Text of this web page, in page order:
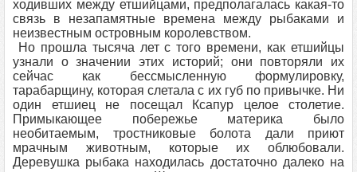
ходивших между етшийцами, предполагалась какая-то
связь в незапамятные времена между рыбаками и
неизвестным островным королевством.
Но прошла тысяча лет с того времени, как етшийцы
узнали о значении этих историй; они повторяли их
сейчас как бессмысленную формулировку,
тарабарщину, которая слетала с их губ по привычке. Ни
один етшиец не посещал Ксапур целое столетие.
Примыкающее побережье материка было
необитаемым, тростниковые болота дали приют
мрачным животным, которые их облюбовали.
Деревушка рыбака находилась достаточно далеко на